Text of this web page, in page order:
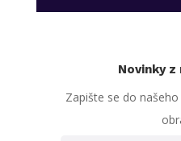
Novinky
Zapište se do